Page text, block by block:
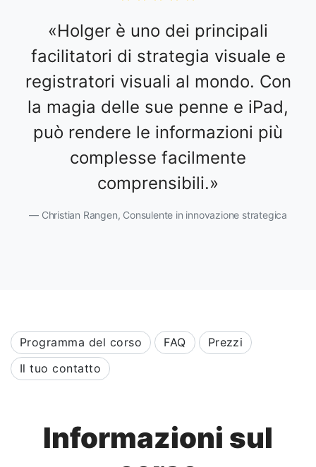
Holger è uno dei principali
facilitatori di strategia visuale e
registratori visuali al mondo. Con
la magia delle sue penne e iPad,
può rendere le informazioni più
complesse facilmente
comprensibili.
Christian Rangen, Consulente in innovazione strategica
Programma del corso FAQ
Prezzi
Il tuo contatto
Informazioni sul